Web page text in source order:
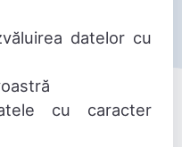
datelor cu
cu caracter